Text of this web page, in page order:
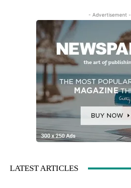
- Advertisement -
LATEST ARTICLES